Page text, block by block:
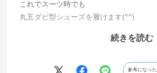
これでスーツ時でも
丸五ダビ型シューズを履けます(^^)
続きを読む
参考になった